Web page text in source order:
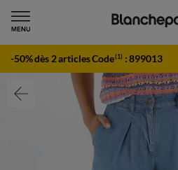
-50% dès 2 articles Code(1) :899013